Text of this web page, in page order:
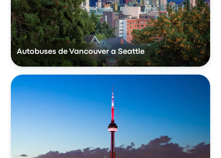
Autobuses de Vancouver a Seattle